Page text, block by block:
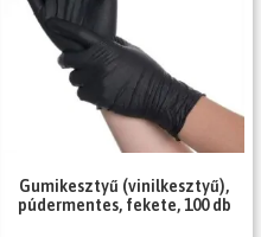
Gumikesztyű (vinilkesztyű),
púdermentes, fekete, 100 db